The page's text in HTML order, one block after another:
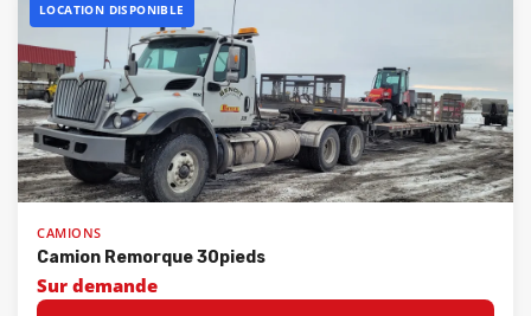
LOCATION DISPONIBLE
CAMIONS
Camion Remorque 30pieds
Sur demande